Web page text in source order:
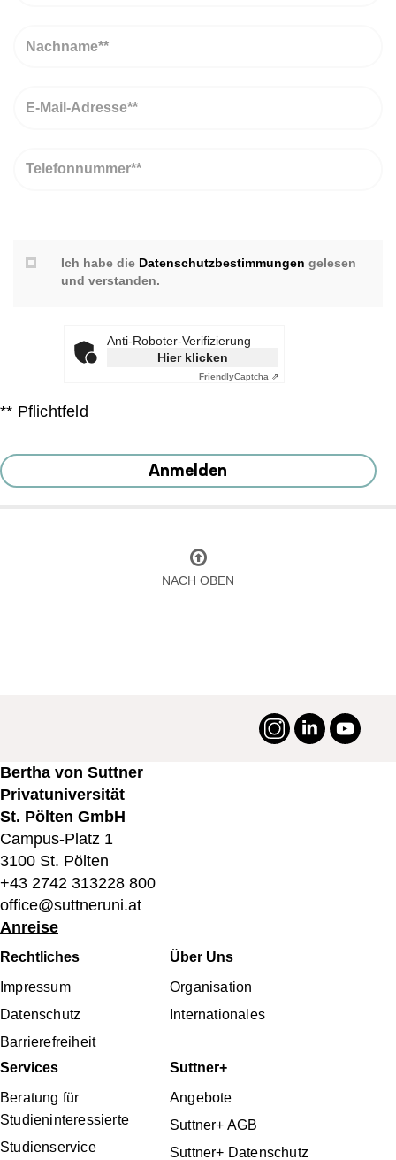
Ich habe die Datenschutzbestimmungen gelesen
und verstanden.
Anti-Roboter-Verifizierung
Hier klicken
FriendlyCaptcha ⇗
** Pflichtfeld
Anmelden
NACH OBEN
#suttneruni
Instagram
LinkedIn
Bertha von Suttner
Privatuniversität
St. Pölten GmbH
Campus-Platz 1
3100 St. Pölten
+43 2742 313228 800
office@suttneruni.at
Anreise
Fußbereichsmenü
Rechtliches
Impressum
Datenschutz
Barrierefreiheit
Über Uns
Organisation
Internationales
Services
Beratung für
Studieninteressierte
Studienservice
Suttner+
Angebote
Suttner+ AGB
Suttner+ Datenschutz